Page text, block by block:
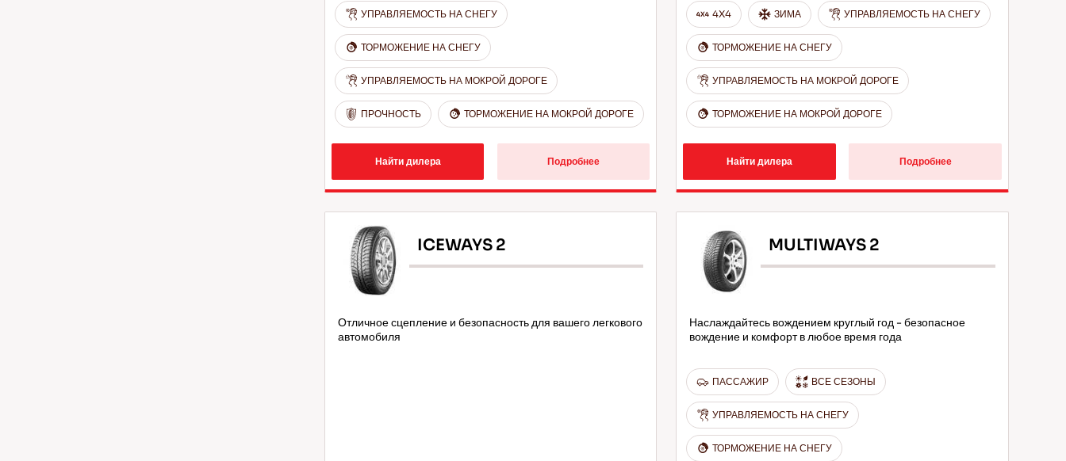
УПРАВЛЯЕМОСТЬ НА СНЕГУ
ТОРМОЖЕНИЕ НА СНЕГУ
УПРАВЛЯЕМОСТЬ НА МОКРОЙ ДОРОГЕ
ПРОЧНОСТЬ ТОРМОЖЕНИЕ НА МОКРОЙ ДОРОГЕ
Найти дилера Подробнее
4X4 ЗИМА УПРАВЛЯЕМОСТЬ НА СНЕГУ
ТОРМОЖЕНИЕ НА СНЕГУ
УПРАВЛЯЕМОСТЬ НА МОКРОЙ ДОРОГЕ
ТОРМОЖЕНИЕ НА МОКРОЙ ДОРОГЕ
Найти дилера Подробнее
ICEWAYS 2
Отличное сцепление и безопасность для вашего легкового
автомобиля
MULTIWAYS 2
Наслаждайтесь вождением круглый год - безопасное
вождение и комфорт в любое время года
ПАССАЖИР ВСЕ СЕЗОНЫ
УПРАВЛЯЕМОСТЬ НА СНЕГУ
ТОРМОЖЕНИЕ НА СНЕГУ